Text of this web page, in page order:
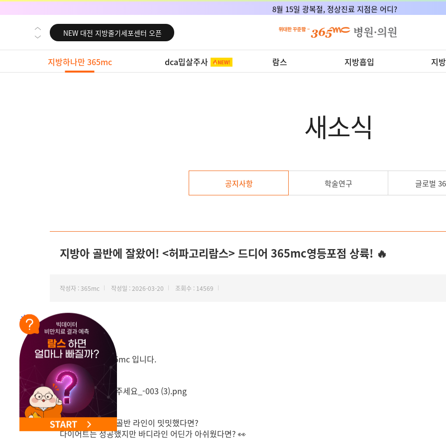
8월 15일 광복절, 정상진료 지점은 어디?
NEW 교대 지방줄기세포센터 오픈
NEW 대전 지방줄기세포센터 오픈
NEW 노원 지방줄기세포센터 오픈
NEW 미국 LA점 오픈
지방하나만 365mc dca밉살주사 람스 지방흡입 지
새소식
공지사항 학술연구 글로벌
지방아 골반에 잘왔어! <허파고리람스> 드디어 365mc영등포점 상륙! 🔥
작성자 : 365mc 작성일 : 2026-03-20 조회수 : 14569
안녕하세요.
‘비만 하나만’ 365mc 입니다.
허리는 잘록한데 골반 라인이 밋밋했다면?
다이어트는 성공했지만 바디라인 어딘가 아쉬웠다면? 👀